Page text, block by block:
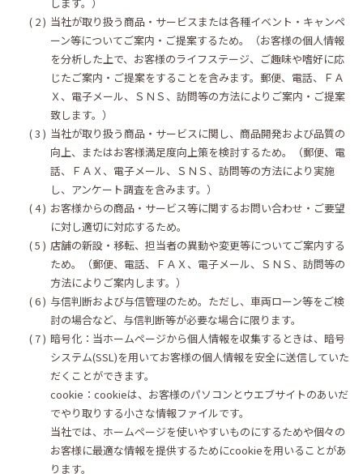
当社が取り扱う商品・サービスまたは各種イベント・キャンペ
ーン等についてご案内・ご提案するため。（お客様の個人情報
を分析した上で、お客様のライフステージ、ご趣味や嗜好に応
じたご案内・ご提案をすることを含みます。郵便、電話、ＦＡ
Ｘ、電子メール、ＳＮＳ、訪問等の方法によりご案内・ご提案
致します。）
当社が取り扱う商品・サービスに関し、商品開発および品質の
向上、またはお客様満足度向上策を検討するため。（郵便、電
話、ＦＡＸ、電子メール、ＳＮＳ、訪問等の方法により実施
し、アンケート調査を含みます。）
お客様からの商品・サービス等に関するお問い合わせ・ご要望
に対し適切に対応するため。
店舗の新設・移転、担当者の異動や変更等についてご案内する
ため。（郵便、電話、ＦＡＸ、電子メール、ＳＮＳ、訪問等の
方法によりご案内します。）
与信判断および与信管理のため。ただし、車両ローン等をご検
討の場合など、与信判断等が必要な場合に限ります。
暗号化：当ホームページから個人情報を収集するときは、暗号
システム(SSL)を用いてお客様の個人情報を安全に送信していた
だくことができます。
cookie：cookieは、お客様のパソコンとウエブサイトのあいだ
でやり取りする小さな情報ファイルです。
当社では、ホームページを使いやすいものにするためや個々の
お客様に最適な情報を提供するためにcookieを用いることがあ
ります。